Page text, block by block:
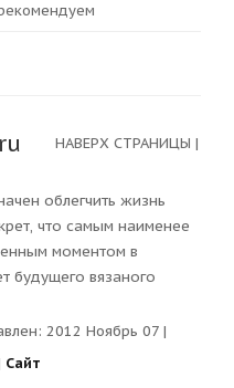
НАВЕРХ СТРАНИЦЫ |
облегчить жизнь
что самым наименее
моментом в
будущего вязаного
2012 Ноябрь 07 |
Сайт